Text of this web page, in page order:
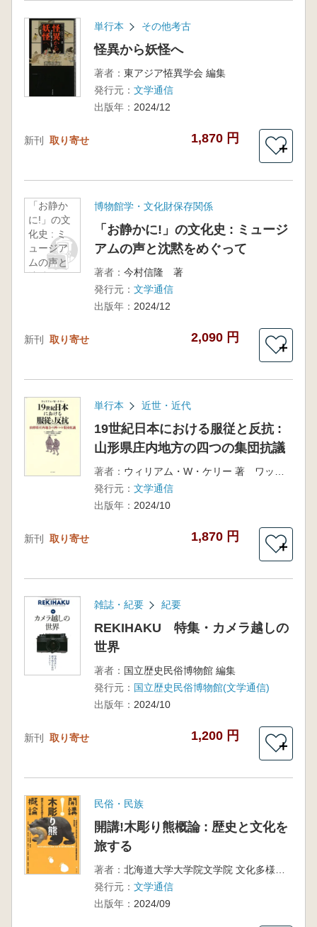
単行本 その他考古
怪異から妖怪へ
著者： 東アジア恠異学会 編集
発行元： 文学通信
出版年： 2024/12
新刊 取り寄せ 1,870 円
＋
「お静か
に!」の文
化史 : ミ
ュージア
ムの声と
沈黙をめ
博物館学・文化財保存関係
「お静かに!」の文化史 : ミュージ
アムの声と沈黙をめぐって
著者： 今村信隆 著
発行元： 文学通信
出版年： 2024/12
新刊 取り寄せ 2,090 円
＋
単行本 近世・近代
19世紀日本における服従と反抗 :
山形県庄内地方の四つの集団抗議
著者：
発行元： 文学通信
出版年： 2024/10
新刊 取り寄せ 1,870 円
＋
雑誌・紀要 紀要
REKIHAKU 特集・カメラ越しの
世界
著者： 国立歴史民俗博物館 編集
発行元： 国立歴史民俗博物館(文学通信)
出版年： 2024/10
新刊 取り寄せ 1,200 円
＋
民俗・民族
開講!木彫り熊概論 : 歴史と文化を
旅する
著者：
発行元： 文学通信
出版年： 2024/09